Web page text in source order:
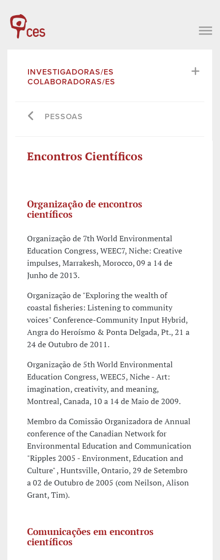
INVESTIGADORAS/ES
COLABORADORAS/ES
PESSOAS
Encontros Científicos
Organização de encontros
científicos
Organização de 7th World Environmental
Education Congress, WEEC7, Niche: Creative
impulses, Marrakesh, Morocco, 09 a 14 de
Junho de 2013.
Organização de "Exploring the wealth of
coastal fisheries: Listening to community
voices" Conference-Community Input Hybrid,
Angra do Heroísmo & Ponta Delgada, Pt., 21 a
24 de Outubro de 2011.
Organização de 5th World Environmental
Education Congress, WEEC5, Niche - Art:
imagination, creativity, and meaning,
Montreal, Canada, 10 a 14 de Maio de 2009.
Membro da Comissão Organizadora de Annual
conference of the Canadian Network for
Environmental Education and Communication
"Ripples 2005 - Environment, Education and
Culture" , Huntsville, Ontario, 29 de Setembro
a 02 de Outubro de 2005 (com Neilson, Alison
Grant, Tim).
Comunicações em encontros
científicos